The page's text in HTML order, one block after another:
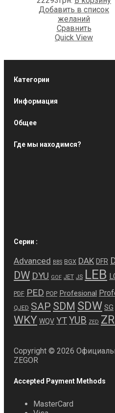
Добавить в список
желаний
Сравнить
Quick View
Категории
Информация
Общее
Где мы находимся?
Серии :
Advanced BBS BGX DAK DFR
DW DYU GOF JET JS LEB
PDF PED POP Profesional
QJED SAP SDM SDW SG
WKY WQV YTYUB ZED
Copyright © 2026
ZEGOR
Accepted Payment Methods
MasterCard